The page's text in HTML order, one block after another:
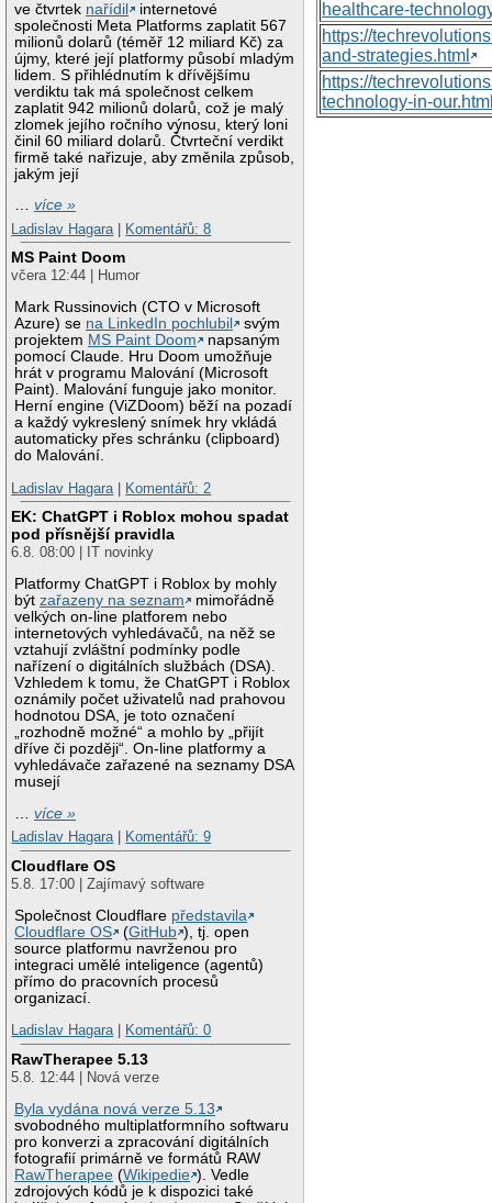
ve čtvrtek nařídil
internetové
společnosti Meta Platforms zaplatit 567
milionů dolarů (téměř 12 miliard Kč) za
újmy, které její platformy působí mladým
lidem. S přihlédnutím k dřívějšímu
verdiktu tak má společnost celkem
zaplatit 942 milionů dolarů, což je malý
zlomek jejího ročního výnosu, který loni
činil 60 miliard dolarů. Čtvrteční verdikt
firmě také nařizuje, aby změnila způsob,
jakým její
…více »
Ladislav Hagara
Komentářů: 8
MS Paint Doom
včera 12:44 | Humor
Mark Russinovich (CTO v Microsoft
Azure) se na LinkedIn pochlubil
svým
projektem MS Paint Doom
napsaným
pomocí Claude. Hru Doom umožňuje
hrát v programu Malování (Microsoft
Paint). Malování funguje jako monitor.
Herní engine (ViZDoom) běží na pozadí
a každý vykreslený snímek hry vkládá
automaticky přes schránku (clipboard)
do Malování.
Ladislav Hagara
Komentářů: 2
EK: ChatGPT i Roblox mohou spadat
pod přísnější pravidla
6.8. 08:00 | IT novinky
Platformy ChatGPT i Roblox by mohly
býtzařazeny na seznam
mimořádně
velkých on-line platforem nebo
internetových vyhledávačů, na něž se
vztahují zvláštní podmínky podle
nařízení o digitálních službách (DSA).
Vzhledem k tomu, že ChatGPT i Roblox
oznámily počet uživatelů nad prahovou
hodnotou DSA, je toto označení
„rozhodně možné“ a mohlo by „přijít
dříve či později“. On-line platformy a
vyhledávače zařazené na seznamy DSA
musejí
…více »
Ladislav Hagara| Komentářů: 9
Cloudflare OS
5.8. 17:00 | Zajímavý software
Společnost Cloudflare představila
Cloudflare OS
(GitHub ), tj. open
source platformu navrženou pro
integraci umělé inteligence (agentů)
přímo do pracovních procesů
organizací.
Ladislav Hagara| Komentářů: 0
RawTherapee 5.13
5.8. 12:44 | Nová verze
Byla vydána nová verze 5.13
svobodného multiplatformního softwaru
pro konverzi a zpracování digitálních
fotografií primárně ve formátů RAW
RawTherapee (Wikipedie ). Vedle
zdrojových kódů je k dispozici také
healthcare-
https://
and-strategies.html
https://
technology-in-